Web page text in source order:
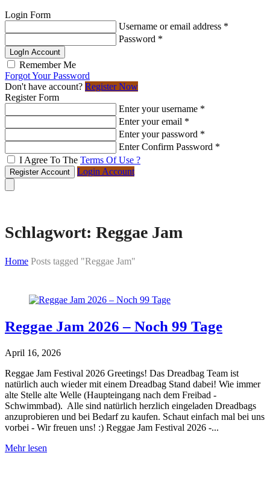
Login Form
Username or email address *
Password *
LogIn Account
Remember Me
Forgot Your Password
Don't have account? Register Now
Register Form
Enter your username *
Enter your email *
Enter your password *
Enter Confirm Password *
I Agree To The Terms Of Use ?
Register Account Login Account
Schlagwort: Reggae Jam
Home Posts tagged "Reggae Jam"
content
Reggae Jam 2026 – Noch 99 Tage
April 16, 2026
Reggae Jam Festival 2026 Greetings! Das Dreadbag Team ist
natürlich auch wieder mit einem Dreadbag Stand dabei! Wie immer
alte Stelle alte Welle (Haupteingang nach dem Freibad -
Schwimmbad). Alle sind natürlich herzlich eingeladen Dreadbags
anzuprobieren und bei Bedarf zu kaufen. Schaut einfach mal bei uns
vorbei - Wir freuen uns! :) Reggae Jam Festival 2026 -...
Mehr lesen